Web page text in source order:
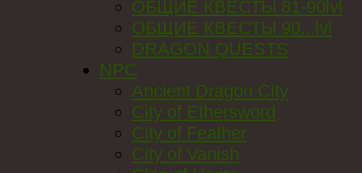
ОБЩИЕ КВЕСТЫ 81-90lvl
ОБЩИЕ КВЕСТЫ 90...lvl
DRAGON QUESTS
NPC
Ancient Dragon City
City of Ethersword
City of Feather
City of Vanish